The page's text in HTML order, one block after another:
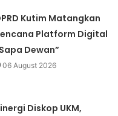
Kutim Matangkan
Platform Digital
Dewan”
06 August 2026
Diskop UKM,